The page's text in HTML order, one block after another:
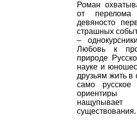
Роман
от
девяносто
страшных
–
Любовь к
природе
науке и
друзьям жить в
само русское
ориентиры
существования.